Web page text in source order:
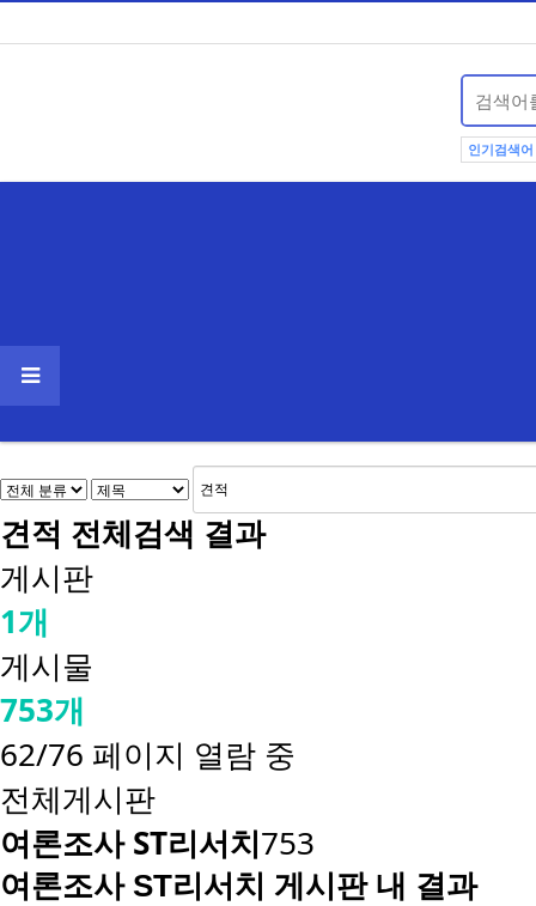
인기검색어
견적 전체검색 결과
게시판
1개
게시물
753개
62/76 페이지 열람 중
전체게시판
여론조사 ST리서치753
여론조사 ST리서치 게시판 내 결과